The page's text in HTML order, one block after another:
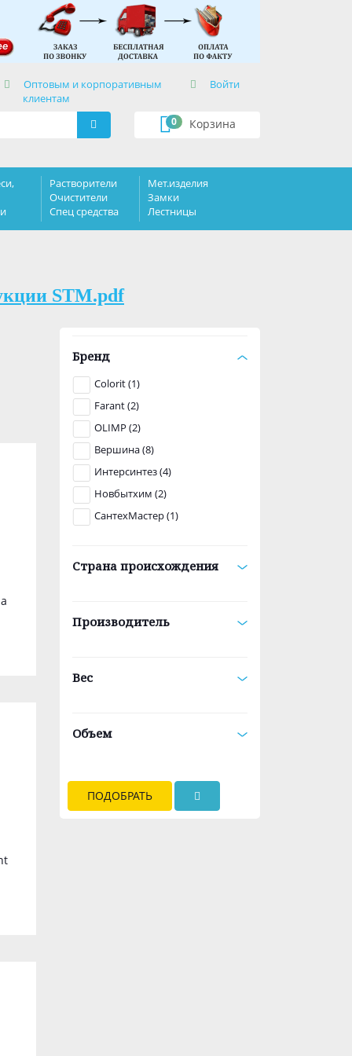
Оптовым и корпоративным
клиентам
Войти
Корзина
0
Растворители
Очистители
Спец средства
Мет.изделия
Замки
Лестницы
STM.pdf
Бренд
Colorit (1)
Farant (2)
OLIMP (2)
Вершина (8)
Интерсинтез (4)
Новбытхим (2)
СантехМастер (1)
Страна происхождения
Производитель
Вес
Объем
ПОДОБРАТЬ